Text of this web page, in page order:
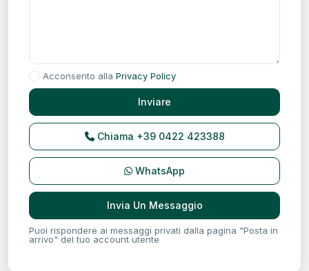
Acconsento alla Privacy Policy
Chiama +39 0422 423388
WhatsApp
Puoi rispondere ai messaggi privati ​​dalla pagina "Posta in
arrivo" del tuo account utente